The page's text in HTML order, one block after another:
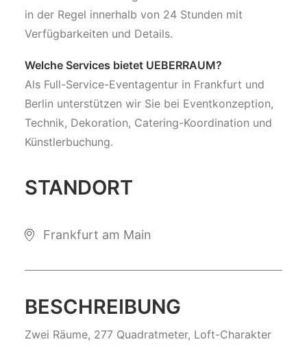
in der Regel innerhalb von 24 Stunden mit
Verfügbarkeiten und Details.
Welche Services bietet UEBERRAUM?
Als Full-Service-Eventagentur in Frankfurt und
Berlin unterstützen wir Sie bei Eventkonzeption,
Technik, Dekoration, Catering-Koordination und
Künstlerbuchung.
STANDORT
Frankfurt am Main
BESCHREIBUNG
Zwei Räume, 277 Quadratmeter, Loft-Charakter